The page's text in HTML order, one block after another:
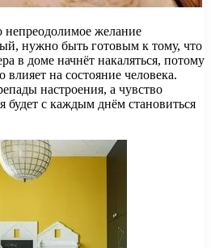
желание
нужно быть готовым к тому, что
в доме начнёт накаляться, потому
влияет на состояние человека.
настроения, а чувство
будет с каждым днём становиться